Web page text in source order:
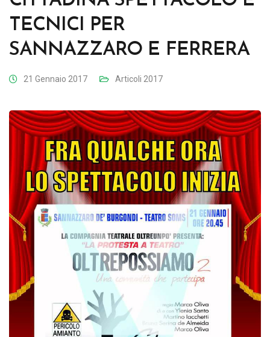
TECNICI PER
SANNAZZARO E FERRERA
21 Gennaio 2017 Articoli 2017